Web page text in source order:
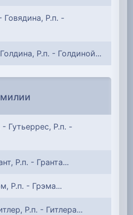
Говядина, Р.п. -
Р.п. - Голдиной...
Гутьеррес, Р.п. -
Р.п. - Гранта...
Р.п. - Грэма...
Р.п. - Гитлера...